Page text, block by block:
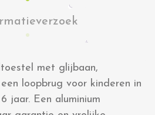
met glijbaan,
loopbrug voor kinderen in
jaar. Een aluminium